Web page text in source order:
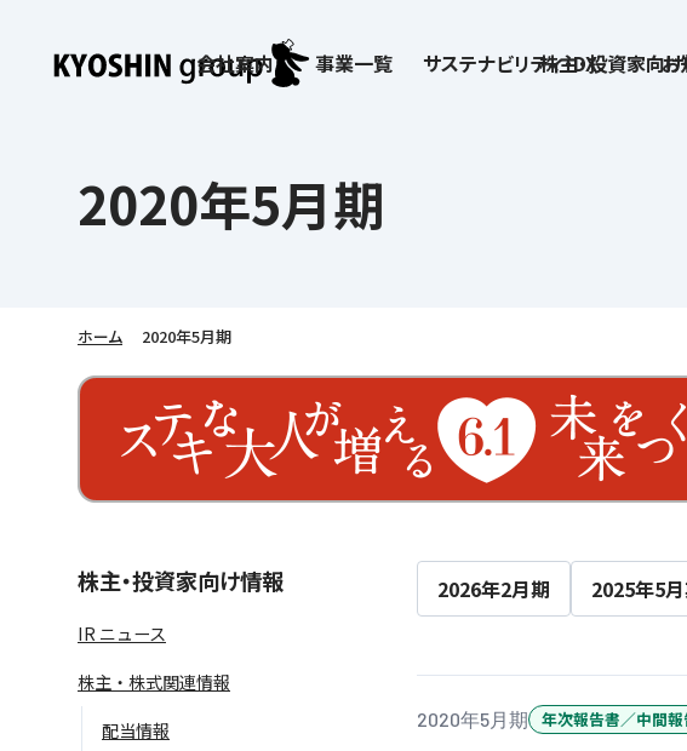
お
会社案内
企業理念
会社概要／組織図
ソーシャルメディア公式アカウント
事業一覧
語学学習や留学を支える ライフキ
サステナビリティ・DX
お客さま満足度向上の取り組み
DX（デジタル変革）
DXビジョン・DX戦略
Kyoshin Digital Academy
情報セキュリティ方針
デジタルガバナンス方針
株主・投資家向
IR ニュース
株主・投資家の皆さまへ
連結業績・財務
京進リクルートInstagram
中途採用
2020年5月期
ホーム 2020年5月期
株主・投資家向け情報
IR ニュース
株主・株式関連情報
配当情報
2026年2月期 2025年5
2020年5月期 年次報告書／中間報